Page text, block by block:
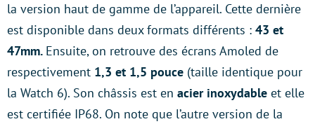
la version haut de gamme de l’appareil. Cette dernière
est disponible dans deux formats différents : 43 et
47mm. Ensuite, on retrouve des écrans Amoled de
respectivement 1,3 et 1,5 pouce (taille identique pour
la Watch 6). Son châssis est en acier inoxydable et elle
est certifiée IP68. On note que l’autre version de la